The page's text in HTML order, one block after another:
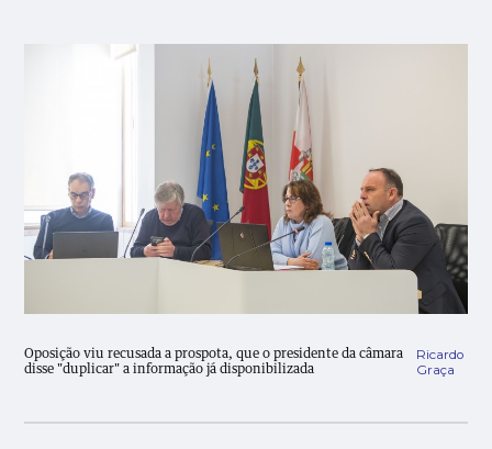
Oposição viu recusada a prospota, que o presidente da câmara
disse "duplicar" a informação já disponibilizada
Ricardo
Graça